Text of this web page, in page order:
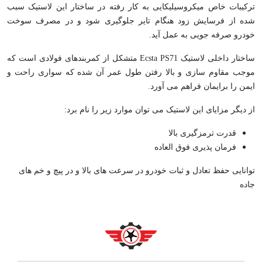
ترکیبات خاص میکروسیلیکایی به کار رفته در ساختار این لاستیک سبب
شده از فرسایش زود هنگام تایر جلوگیری شود و در مصرف سوخت
خودرو صرفه جویی به عمل آید.
ساختار داخلی لاستیک Ecsta PS71 متشکل از کمربندهای فولادی است که
موجب مقاوم سازی و بالا رفتن طول عمر آن شده که سواری راحت و
ایمن را برایمان فراهم می آورد.
از دیگر مزایای این لاستیک می توان موارد زیر را نام برد:
قدرت ترمزگیری بالا
فرمان پذیری فوق العاده
توانایی حفظ تعادل و ثبات خودرو در سرعت های بالا و در پیچ و خم های
جاده